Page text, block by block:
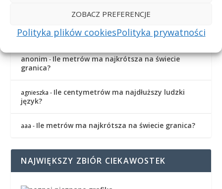
ZOBACZ PREFERENCJE
Polityka plików cookiesPolityka prywatności
jadowitym zwierzęciem jest kosarz?
Kacper-Skąd wzięła się legenda o cyklopach?
anonim-Ile metrów ma najkrótsza na świecie
granica?
agnieszka - Ile centymetrów ma najdłuższy ludzki
język?
aaa - Ile metrów ma najkrótsza na świecie granica?
NAJWIĘKSZY ZBIÓR CIEKAWOSTEK